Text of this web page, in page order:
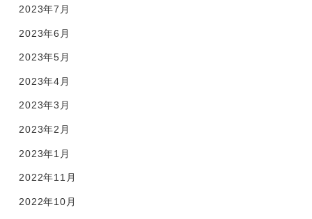
2023年7月
2023年6月
2023年5月
2023年4月
2023年3月
2023年2月
2023年1月
2022年11月
2022年10月